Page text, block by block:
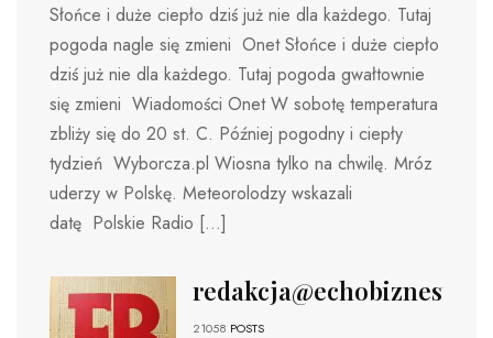
Słońce i duże ciepło dziś już nie dla każdego. Tutaj
pogoda nagle się zmieni Onet Słońce i duże ciepło
dziś już nie dla każdego. Tutaj pogoda gwałtownie
się zmieni Wiadomości Onet W sobotę temperatura
zbliży się do 20 st. C. Później pogodny i ciepły
tydzień Wyborcza.pl Wiosna tylko na chwilę. Mróz
uderzy w Polskę. Meteorolodzy wskazali
datę Polskie Radio […]
redakcja@echobiznesu.pl
21058 POSTS